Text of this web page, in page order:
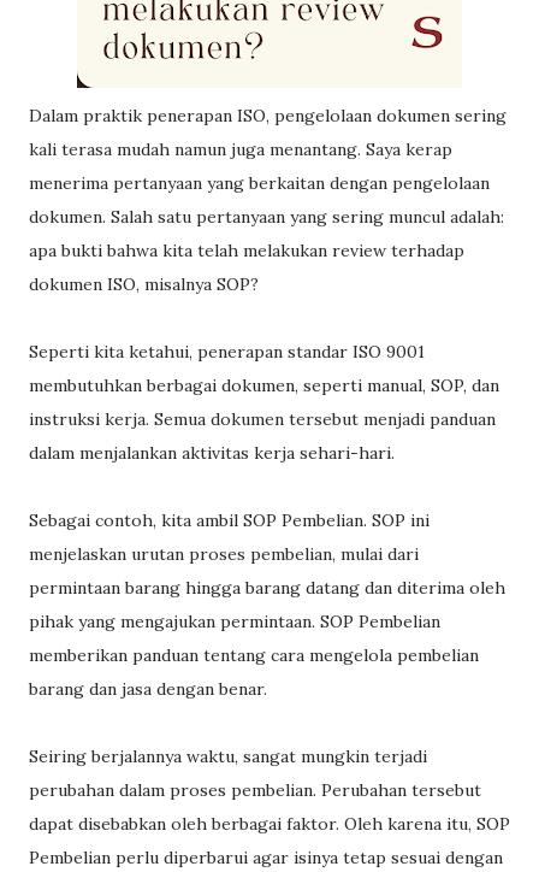
Dalam praktik penerapan ISO, pengelolaan dokumen sering
kali terasa mudah namun juga menantang. Saya kerap
menerima pertanyaan yang berkaitan dengan pengelolaan
dokumen. Salah satu pertanyaan yang sering muncul adalah:
apa bukti bahwa kita telah melakukan review terhadap
dokumen ISO, misalnya SOP?
Seperti kita ketahui, penerapan standar ISO 9001
membutuhkan berbagai dokumen, seperti manual, SOP, dan
instruksi kerja. Semua dokumen tersebut menjadi panduan
dalam menjalankan aktivitas kerja sehari-hari.
Sebagai contoh, kita ambil SOP Pembelian. SOP ini
menjelaskan urutan proses pembelian, mulai dari
permintaan barang hingga barang datang dan diterima oleh
pihak yang mengajukan permintaan. SOP Pembelian
memberikan panduan tentang cara mengelola pembelian
barang dan jasa dengan benar.
Seiring berjalannya waktu, sangat mungkin terjadi
perubahan dalam proses pembelian. Perubahan tersebut
dapat disebabkan oleh berbagai faktor. Oleh karena itu, SOP
Pembelian perlu diperbarui agar isinya tetap sesuai dengan